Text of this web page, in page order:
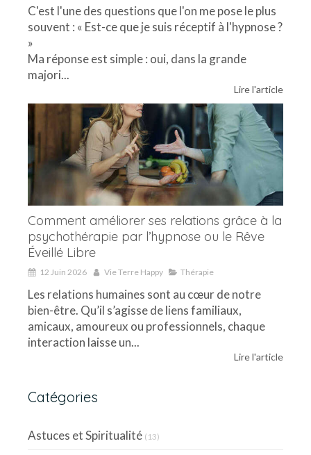
C'est l'une des questions que l'on me pose le plus
souvent : « Est-ce que je suis réceptif à l'hypnose ?
»
Ma réponse est simple : oui, dans la grande
majori...
Lire l'article
Comment améliorer ses relations grâce à la
psychothérapie par l’hypnose ou le Rêve
Éveillé Libre
12 Juin 2026 Vie Terre Happy Thérapie
Les relations humaines sont au cœur de notre
bien-être. Qu’il s’agisse de liens familiaux,
amicaux, amoureux ou professionnels, chaque
interaction laisse un...
Lire l'article
Catégories
Astuces et Spiritualité (13)